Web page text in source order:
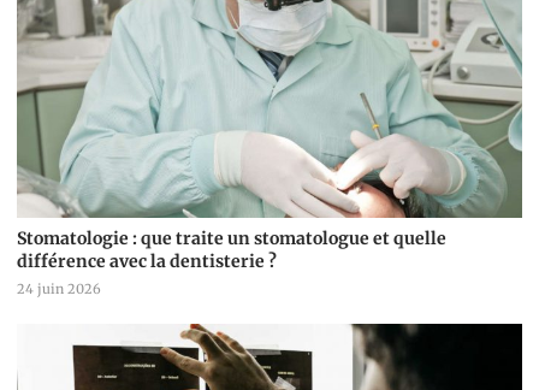
Stomatologie : que traite un stomatologue et quelle
différence avec la dentisterie ?
24 juin 2026